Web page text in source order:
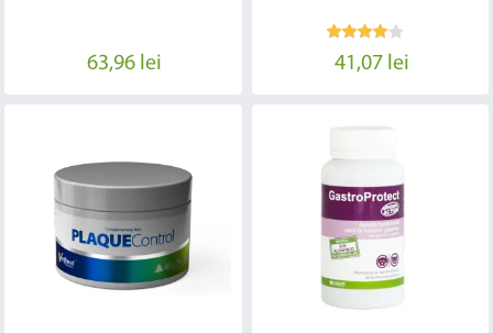
63,96 lei 41,07 lei